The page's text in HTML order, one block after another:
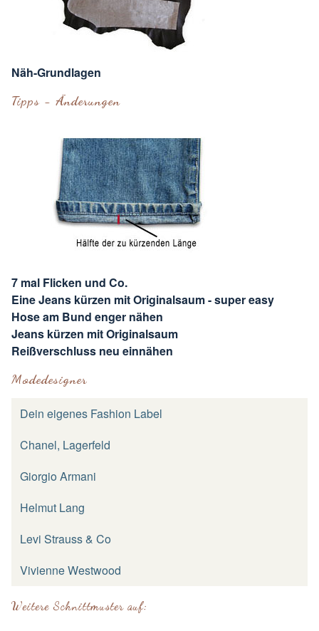
Näh-Grundlagen
Tipps - Änderungen
7 mal Flicken und Co.
Eine Jeans kürzen mit Originalsaum - super easy
Hose am Bund enger nähen
Jeans kürzen mit Originalsaum
Reißverschluss neu einnähen
Modedesigner
Dein eigenes Fashion Label
Chanel, Lagerfeld
Giorgio Armani
Helmut Lang
Levi Strauss & Co
Vivienne Westwood
Weitere Schnittmuster auf: